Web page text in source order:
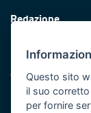
Redazione
Protezione civile
Vai al sito di
Iniziativa
Questo sito
il suo
per fornire